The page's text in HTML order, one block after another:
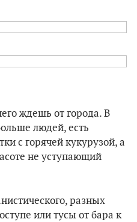
ждешь от города. В
людей, есть
с горячей кукурузой, а
не уступающий
разных
или тусы от бара к